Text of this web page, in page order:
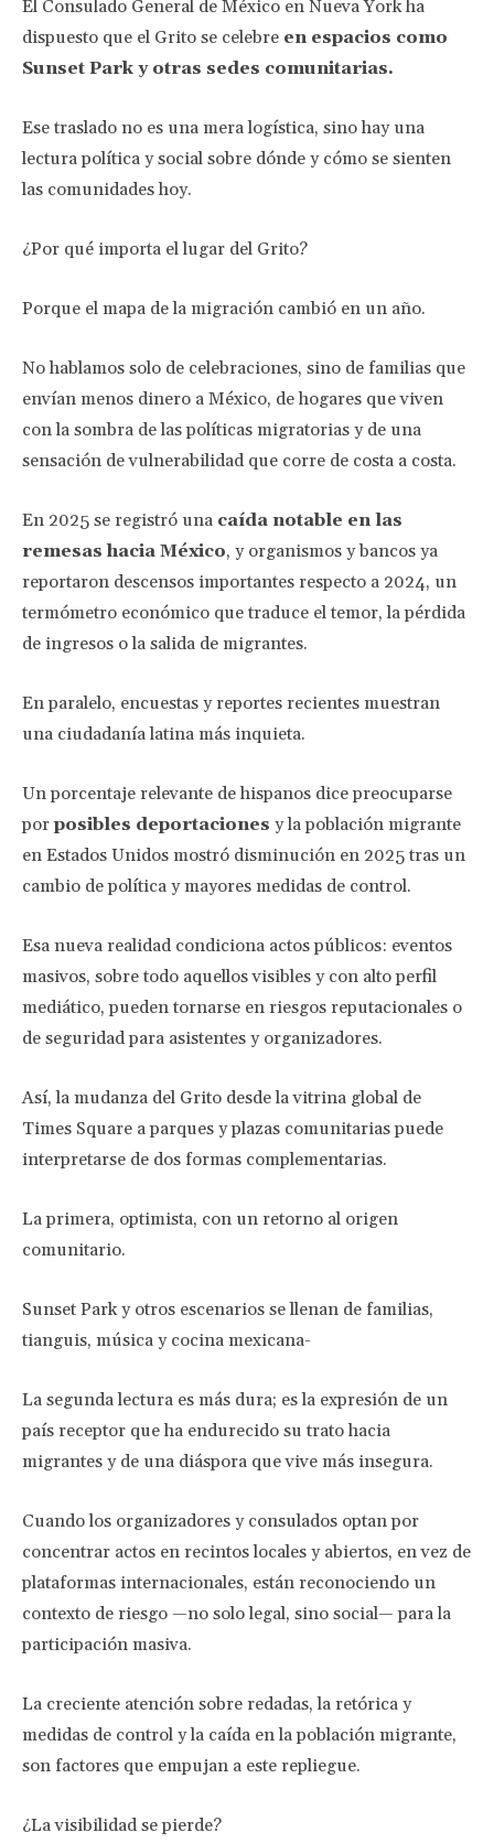
El Consulado General de México en Nueva York ha
dispuesto que el Grito se celebre en espacios como
Sunset Park y otras sedes comunitarias.
Ese traslado no es una mera logística, sino hay una
lectura política y social sobre dónde y cómo se sienten
las comunidades hoy.
¿Por qué importa el lugar del Grito?
Porque el mapa de la migración cambió en un año.
No hablamos solo de celebraciones, sino de familias que
envían menos dinero a México, de hogares que viven
con la sombra de las políticas migratorias y de una
sensación de vulnerabilidad que corre de costa a costa.
En 2025 se registró una caída notable en las
remesas hacia México, y organismos y bancos ya
reportaron descensos importantes respecto a 2024, un
termómetro económico que traduce el temor, la pérdida
de ingresos o la salida de migrantes.
En paralelo, encuestas y reportes recientes muestran
una ciudadanía latina más inquieta.
Un porcentaje relevante de hispanos dice preocuparse
porposibles deportaciones y la población migrante
en Estados Unidos mostró disminución en 2025 tras un
cambio de política y mayores medidas de control.
Esa nueva realidad condiciona actos públicos: eventos
masivos, sobre todo aquellos visibles y con alto perfil
mediático, pueden tornarse en riesgos reputacionales o
de seguridad para asistentes y organizadores.
Así, la mudanza del Grito desde la vitrina global de
Times Square a parques y plazas comunitarias puede
interpretarse de dos formas complementarias.
La primera, optimista, con un retorno al origen
comunitario.
Sunset Park y otros escenarios se llenan de familias,
tianguis, música y cocina mexicana-
La segunda lectura es más dura; es la expresión de un
país receptor que ha endurecido su trato hacia
migrantes y de una diáspora que vive más insegura.
Cuando los organizadores y consulados optan por
concentrar actos en recintos locales y abiertos, en vez de
plataformas internacionales, están reconociendo un
contexto de riesgo —no solo legal, sino social— para la
participación masiva.
La creciente atención sobre redadas, la retórica y
medidas de control y la caída en la población migrante,
son factores que empujan a este repliegue.
¿La visibilidad se pierde?